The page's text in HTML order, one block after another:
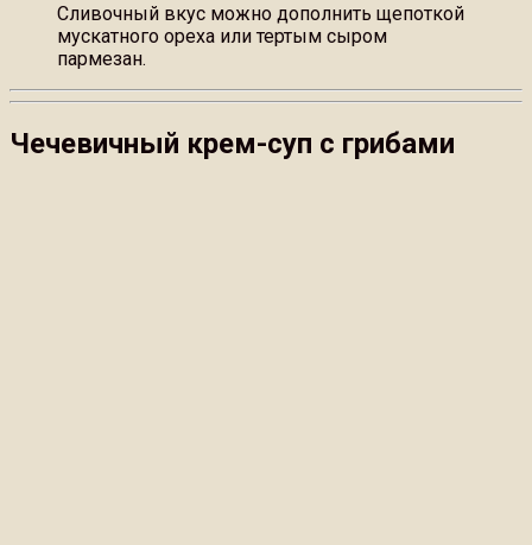
Сливочный вкус можно дополнить щепоткой
мускатного ореха или тертым сыром
пармезан.
Чечевичный крем-суп с грибами